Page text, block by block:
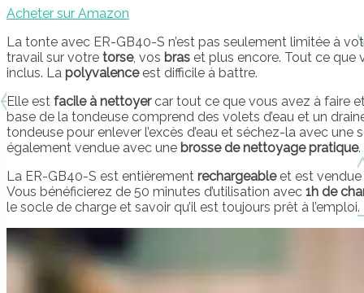
Acheter sur Amazon
La tonte avec ER-GB40-S n’est pas seulement limitée à
travail sur votre torse, vos bras et plus encore. Tout ce que
inclus. La polyvalenceest difficile à battre.
Elle est facile à nettoyercar tout ce que vous avez à faire
base de la tondeuse comprend des volets d’eau et un
tondeuse pour enlever l’excès d’eau et séchez-la avec une
également vendue avec une brosse de nettoyage pratique.
La ER-GB40-S est entièrement rechargeableet est
Vous bénéficierez de 50 minutes d’utilisation avec 1h de
le socle de charge et savoir qu’il est toujours prêt à l’emploi.